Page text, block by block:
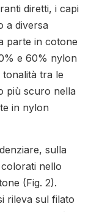
diretti, i capi
a diversa
parte in cotone
e 60% nylon
tra le
più scuro nella
in nylon
sulla
nello
(Fig. 2).
rileva sul filato